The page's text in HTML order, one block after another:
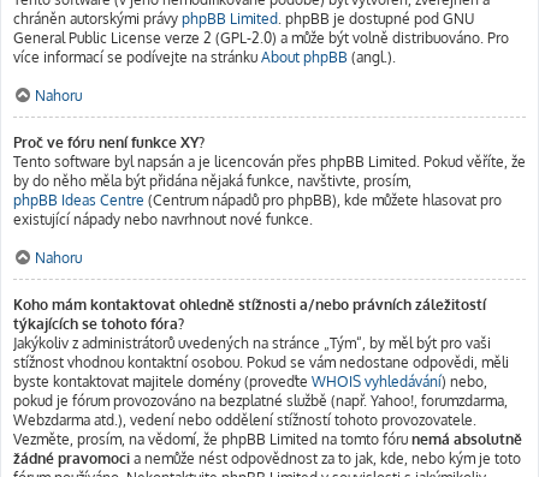
chráněn autorskými právy phpBB Limited. phpBB je dostupné pod GNU
General Public License verze 2 (GPL-2.0) a může být volně distribuováno. Pro
více informací se podívejte na stránku About phpBB (angl.).
Nahoru
Proč ve fóru není funkce XY?
Tento software byl napsán a je licencován přes phpBB Limited. Pokud věříte, že
by do něho měla být přidána nějaká funkce, navštivte, prosím,
phpBB Ideas Centre (Centrum nápadů pro phpBB), kde můžete hlasovat pro
existující nápady nebo navrhnout nové funkce.
Nahoru
Koho mám kontaktovat ohledně stížnosti a/nebo právních záležitostí
týkajících se tohoto fóra?
Jakýkoliv z administrátorů uvedených na stránce „Tým“, by měl být pro vaši
stížnost vhodnou kontaktní osobou. Pokud se vám nedostane odpovědi, měli
byste kontaktovat majitele domény (proveďte WHOIS vyhledávání) nebo,
pokud je fórum provozováno na bezplatné službě (např. Yahoo!, forumzdarma,
Webzdarma atd.), vedení nebo oddělení stížností tohoto provozovatele.
Vezměte, prosím, na vědomí, že phpBB Limited na tomto fóru nemá absolutně
žádné pravomoci a nemůže nést odpovědnost za to jak, kde, nebo kým je toto